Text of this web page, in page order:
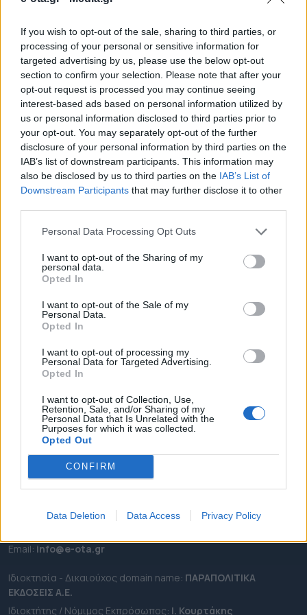
If you wish to opt-out of the sale, sharing to third parties, or
processing of your personal or sensitive information for
targeted advertising by us, please use the below opt-out
section to confirm your selection. Please note that after your
opt-out request is processed you may continue seeing
interest-based ads based on personal information utilized by
us or personal information disclosed to third parties prior to
your opt-out. You may separately opt-out of the further
disclosure of your personal information by third parties on the
IAB’s list of downstream participants. This information may
also be disclosed by us to third parties on the IAB’s List of
Downstream Participants that may further disclose it to other
Personal Data Processing Opt Outs
I want to opt-out of the Sharing of my
personal data.
Opted In
I want to opt-out of the Sale of my
Personal Data.
Opted In
I want to opt-out of processing my
Personal Data for Targeted Advertising.
Opted In
I want to opt-out of Collection, Use,
Retention, Sale, and/or Sharing of my
Personal Data that Is Unrelated with the
Purposes for which it was collected.
Opted Out
CONFIRM
Data Deletion Data Access Privacy Policy
Την ολοκλήρωση της 3ης αποστολής των «Student
Box» για το ακαδημαϊκό έτος 2025–2026
ανακοίνωσε ο Δήμαρχος Μάνδρας–Ειδυλλίας,
Αρμόδιος Δρίκος, επισημαίνοντας ότι η δράση έχει
πλέον καθιερωθεί ως θεσμός στήριξης της νέας
γενιάς. Όπως γνωστοποίησε, οι ωφελούμενοι
φοιτητές του Δήμου ανέρχονται πλέον στους 120, με
τα πακέτα να περιλαμβάνουν βασικά αγαθά, αλλά
και ένα σαφές μήνυμα […]
29.03.2026 - 12.37
ΡΟΗ ΕΙΔΗΣΕΩΝ
ΕΠΙΚΑΙΡΟΤΗΤΑ
ΠΕΡΙΦΕΡΕΙΕΣ
OTA LEAKS
ΣΥΝΕΝΤΕΥΞΕΙΣ
ΑΠΟΨΕΙΣ
ΠΡΟΣΛΗΨΕΙΣ
e-ota.gr | Ταυτότητα
Καλλιθέα Αττικής
Εmail: info@e-ota.gr
Ιδιοκτησία - Δικαιούχος domain name: ΠΑΡΑΠΟΛΙΤΙΚΑ
ΕΚΔΟΣΕΙΣ A.E.
Ιδιοκτήτης / Νόμιμος Εκπρόσωπος: Ι. Κουρτάκης